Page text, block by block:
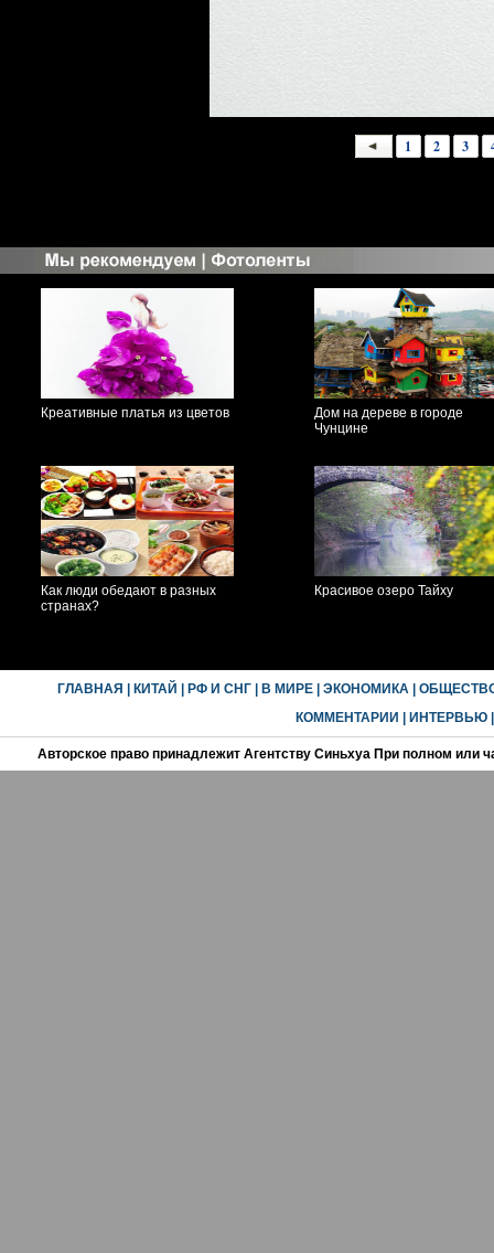
1 2 3
Креативные платья из цветов
Дом на дереве в городе
Чунцине
Как люди обедают в разных
странах?
Красивое озеро Тайху
ГЛАВНАЯ КИТАЙ РФ И СНГ| В МИРЕ| ЭКОНОМИКА|
КОММЕНТАРИИ
ИНТЕРВЬЮ
Авторское право принадлежит Агентству Синьхуа При полном или